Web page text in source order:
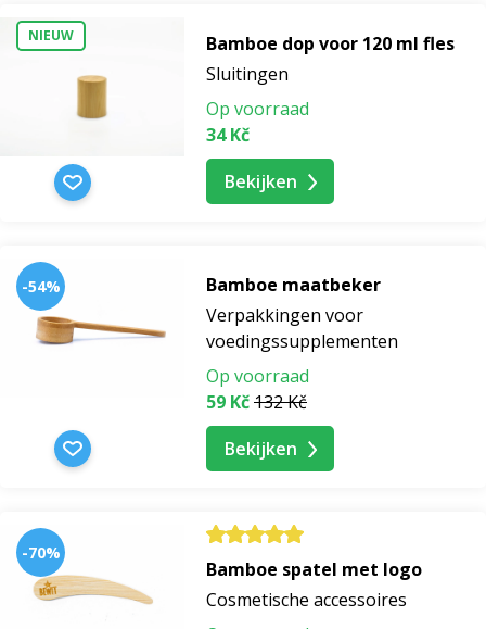
Overige
hulpmiddelen
NIEUW
Bamboe dop voor 120 ml fles
Sluitingen
Op voorraad
34 Kč
Bekijken
-54%
Bamboe maatbeker
Verpakkingen voor
voedingssupplementen
Op voorraad
59 Kč132 Kč
Bekijken
-70%
Bamboe spatel met logo
Cosmetische accessoires